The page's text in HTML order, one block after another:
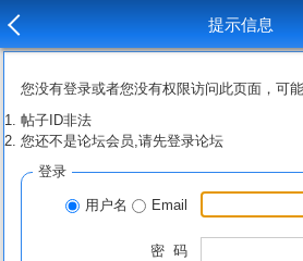
提示信息
您没有登录或者您没有权限访问此页面，可
帖子ID非法
您还不是论坛会员,请先登录论坛
登录
用户名 Email
密 码